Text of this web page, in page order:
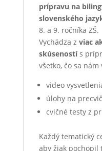
prípravu na
slovenského
8. a 9. ročníka ZŠ.
Vychádza z viac
skúsenostís
všetko, čo sa
video
úlohy na
cvičné testy z
Každý tematický
aby žiak pochopil